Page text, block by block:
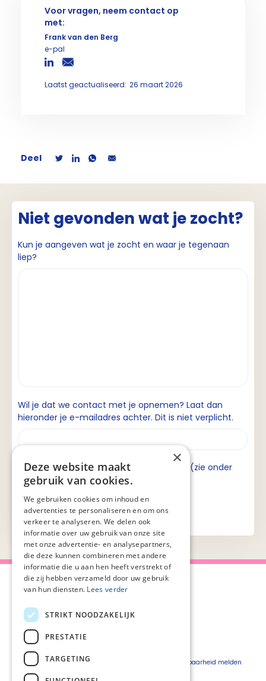
Voor vragen, neem contact op
met:
Frank van den Berg
e-pal
Laatst geactualiseerd: 26 maart 2026
Deel
Niet gevonden wat je zocht?
Kun je aangeven wat je zocht en waar je tegenaan
liep?
Wil je dat we contact met je opnemen? Laat dan
hieronder je e-mailadres achter. Dit is niet verplicht.
Ik ga akkoord met de privacyverklaring (zie onder
aan de pagina).
Over Palliaweb
Over PZNL
Pers
Vacatures
Privacyverklaring
Beveiligingskwetsbaarheid melden
×
Deze website maakt
gebruik van cookies.
We gebruiken cookies om inhoud en
advertenties te personaliseren en om ons
verkeer te analyseren. We delen ook
informatie over uw gebruik van onze site
met onze advertentie- en analysepartners,
die deze kunnen combineren met andere
informatie die u aan hen heeft verstrekt of
die zij hebben verzameld door uw gebruik
van hun diensten. Lees verder
STRIKT NOODZAKELIJK
PRESTATIE
TARGETING